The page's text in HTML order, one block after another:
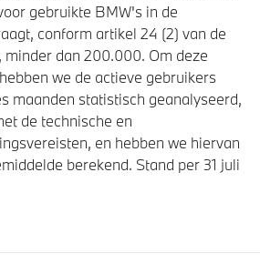
gebruikte BMW's in de
conform artikel 24 (2) van de
minder dan 200.000. Om deze
we de actieve gebruikers
maanden statistisch geanalyseerd,
de technische en
en hebben we hiervan
berekend. Stand per 31 juli